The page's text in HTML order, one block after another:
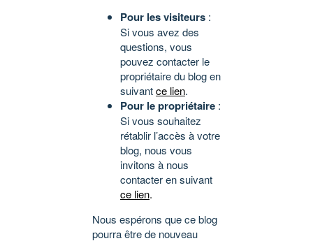
Pour les visiteurs :
Si vous avez des
questions, vous
pouvez contacter le
propriétaire du blog en
suivantce lien.
Pour le propriétaire :
Si vous souhaitez
rétablir l’accès à votre
blog, nous vous
invitons à nous
contacter en suivant
ce lien.
Nous espérons que ce blog
pourra être de nouveau